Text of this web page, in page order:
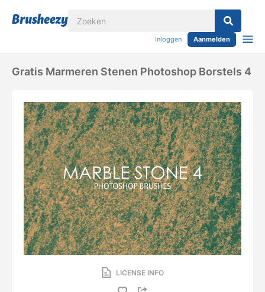
Inloggen Aanmelden
Gratis Marmeren Stenen Photoshop Borstels 4
LICENSE INFO